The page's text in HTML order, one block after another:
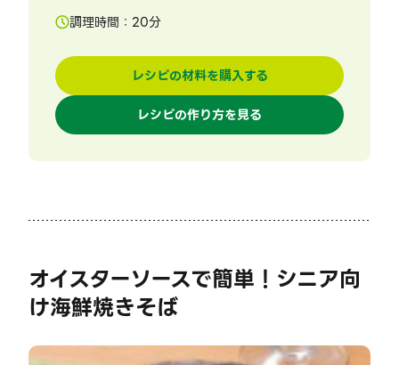
調理時間： 20分
レシピの材料を購入する
レシピの作り方を見る
オイスターソースで簡単！シニア向
け海鮮焼きそば